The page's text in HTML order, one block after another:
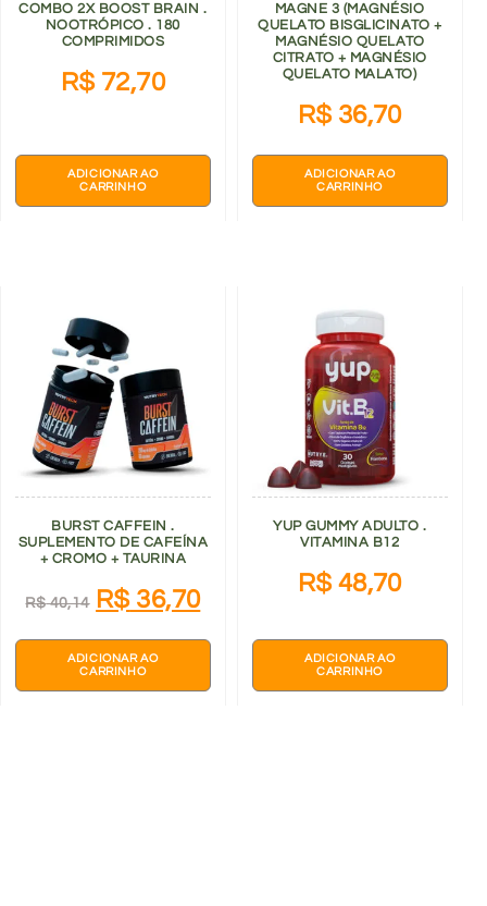
COMBO 2X BOOST BRAIN .
NOOTRÓPICO . 180
COMPRIMIDOS
R$72,70
ADICIONAR AO
CARRINHO
MAGNE 3 (MAGNÉSIO
QUELATO BISGLICINATO +
MAGNÉSIO QUELATO
CITRATO + MAGNÉSIO
QUELATO MALATO)
R$36,70
ADICIONAR AO
CARRINHO
BURST CAFFEIN .
SUPLEMENTO DE CAFEÍNA
+ CROMO + TAURINA
R$40,14 R$36,70
ADICIONAR AO
CARRINHO
YUP GUMMY ADULTO .
VITAMINA B12
R$48,70
ADICIONAR AO
CARRINHO